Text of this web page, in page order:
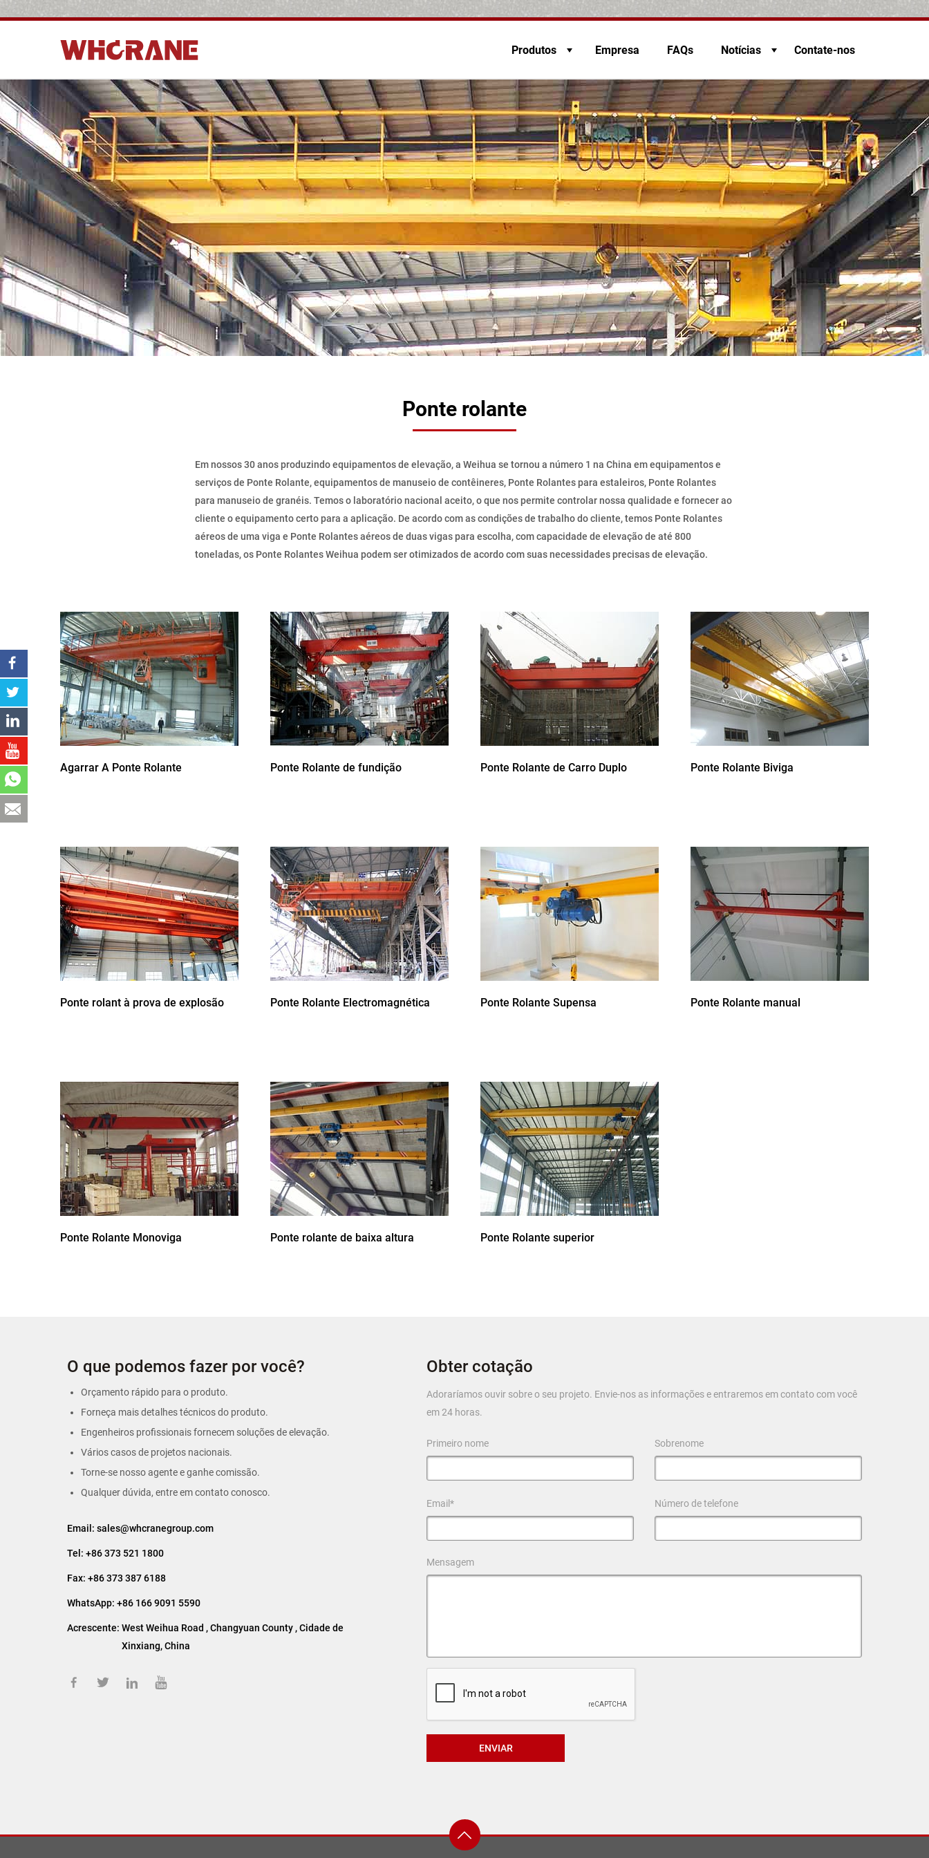
Produtos Empresa FAQs Notícias Contate-nos
Ponte rolante
Em nossos 30 anos produzindo equipamentos de elevação, a Weihua se tornou a número 1 na China em equipamentos e
serviços de Ponte Rolante, equipamentos de manuseio de contêineres, Ponte Rolantes para estaleiros, Ponte Rolantes
para manuseio de granéis. Temos o laboratório nacional aceito, o que nos permite controlar nossa qualidade e fornecer ao
cliente o equipamento certo para a aplicação. De acordo com as condições de trabalho do cliente, temos Ponte Rolantes
aéreos de uma viga e Ponte Rolantes aéreos de duas vigas para escolha, com capacidade de elevação de até 800
toneladas, os Ponte Rolantes Weihua podem ser otimizados de acordo com suas necessidades precisas de elevação.
Agarrar A Ponte Rolante Ponte Rolante de fundição Ponte Rolante de Carro Duplo Ponte Rolante Biviga
Ponte rolant à prova de explosão Ponte Rolante Electromagnética Ponte Rolante Supensa Ponte Rolante manual
Ponte Rolante Monoviga Ponte rolante de baixa altura Ponte Rolante superior
O que podemos fazer por você?
Orçamento rápido para o produto.
Forneça mais detalhes técnicos do produto.
Engenheiros profissionais fornecem soluções de elevação.
Vários casos de projetos nacionais.
Torne-se nosso agente e ganhe comissão.
Qualquer dúvida, entre em contato conosco.
Email: sales@whcranegroup.com
Tel: +86 373 521 1800
Fax: +86 373 387 6188
WhatsApp: +86 166 9091 5590
Acrescente: West Weihua Road , Changyuan County , Cidade de
Xinxiang, China
Obter cotação
Adoraríamos ouvir sobre o seu projeto. Envie-nos as informações e entraremos em contato com você
em 24 horas.
Primeiro nome Sobrenome
Email* Número de telefone
Mensagem